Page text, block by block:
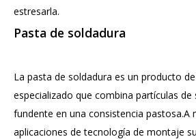
estresarla.
Pasta de soldadura
La pasta de soldadura es un producto
especializado que combina partículas de
fundente en una consistencia pastosa.A
aplicaciones de tecnología de montaje